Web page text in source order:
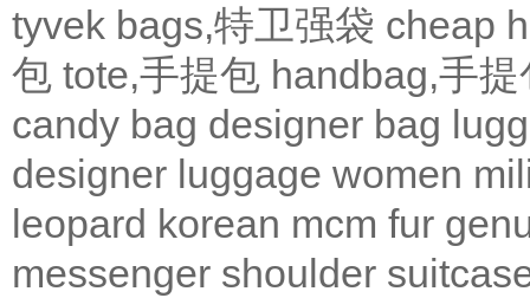
tyvek bags,特卫强袋 cheap
包 tote,手提包 handbag,手提
candy bag designer bag
designer luggage women
leopard korean mcm fur
messenger shoulder